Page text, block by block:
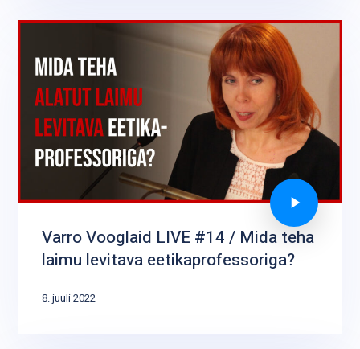
Varro Vooglaid LIVE #14 / Mida teha
laimu levitava eetikaprofessoriga?
8. juuli 2022